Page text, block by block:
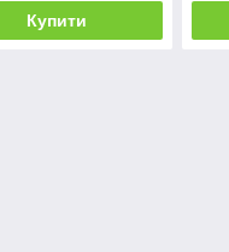
Купити